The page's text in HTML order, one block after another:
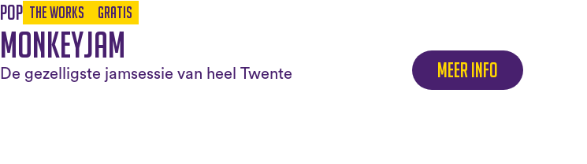
Pop The Works Gratis
Monkeyjam
De gezelligste jamsessie van heel Twente Meer info